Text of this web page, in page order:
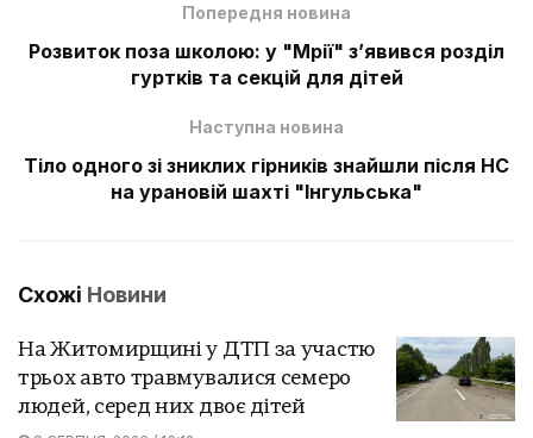
Попередня новина
Розвиток поза школою: у "Мрії" з’явився розділ
гуртків та секцій для дітей
Наступна новина
Тіло одного зі зниклих гірників знайшли після НС
на урановій шахті "Інгульська"
Схожі Новини
На Житомирщині у ДТП за участю
трьох авто травмувалися семеро
людей, серед них двоє дітей